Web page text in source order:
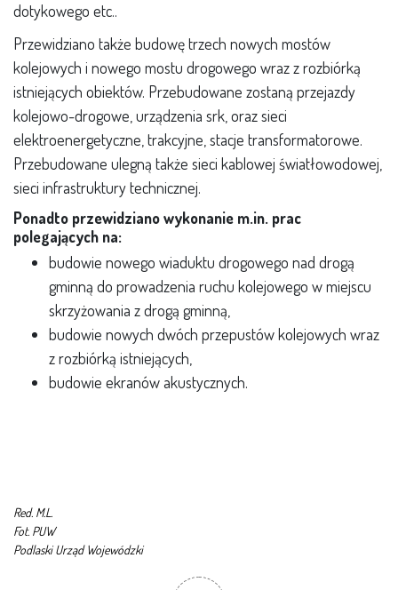
dotykowego etc..
Przewidziano także budowę trzech nowych mostów
kolejowych i nowego mostu drogowego wraz z rozbiórką
istniejących obiektów. Przebudowane zostaną przejazdy
kolejowo-drogowe, urządzenia srk, oraz sieci
elektroenergetyczne, trakcyjne, stacje transformatorowe.
Przebudowane ulegną także sieci kablowej światłowodowej,
sieci infrastruktury technicznej.
Ponadto przewidziano wykonanie m.in. prac
polegających na:
budowie nowego wiaduktu drogowego nad drogą
gminną do prowadzenia ruchu kolejowego w miejscu
skrzyżowania z drogą gminną,
budowie nowych dwóch przepustów kolejowych wraz
z rozbiórką istniejących,
budowie ekranów akustycznych.
Red. M.L.
Fot. PUW
Podlaski Urząd Wojewódzki